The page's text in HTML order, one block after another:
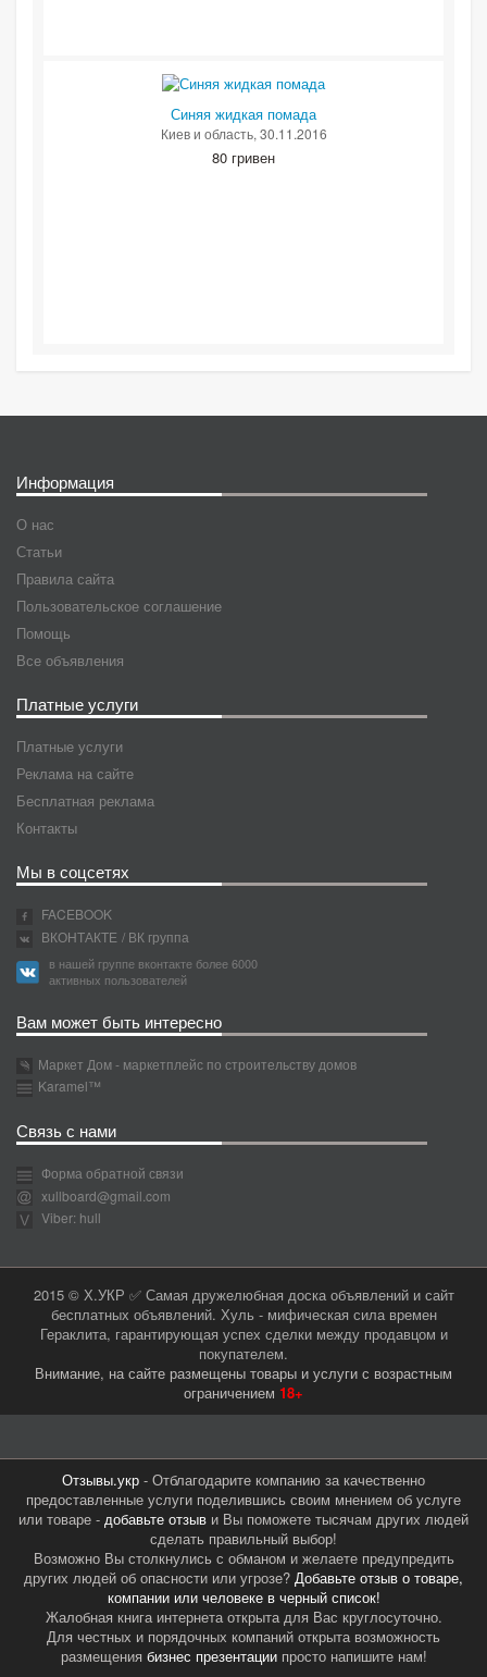
Синяя жидкая помада
Киев и область, 30.11.2016
80 гривен
Информация
О нас
Статьи
Правила сайта
Пользовательское соглашение
Помощь
Все объявления
Платные услуги
Платные услуги
Реклама на сайте
Бесплатная реклама
Контакты
Мы в соцсетях
FACEBOOK
ВКОНТАКТЕ / ВК группа
в нашей группе вконтакте более 6000
активных пользователей
Вам может быть интересно
Маркет Дом - маркетплейс по строительству домов
Karamel™
Связь с нами
Форма обратной связи
xullboard@gmail.com
Viber: hull
2015 © Х.УКР ✅ Самая дружелюбная доска объявлений и сайт
бесплатных объявлений. Хуль - мифическая сила времен
Гераклита, гарантирующая успех сделки между продавцом и
покупателем.
Внимание, на сайте размещены товары и услуги с возрастным
ограничением 18+
Отзывы.укр - Отблагодарите компанию за качественно
предоставленные услуги поделившись своим мнением об услуге
или товаре - добавьте отзыв и Вы поможете тысячам других людей
сделать правильный выбор!
Возможно Вы столкнулись с обманом и желаете предупредить
других людей об опасности или угрозе? Добавьте отзыв о товаре,
компании или человеке в черный список!
Жалобная книга интернета открыта для Вас круглосуточно.
Для честных и порядочных компаний открыта возможность
размещения бизнес презентациипросто напишите нам!